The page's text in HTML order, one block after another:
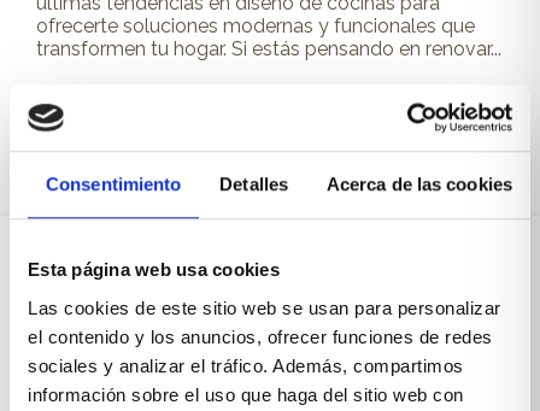
Consentimiento Detalles Acerca de las cookies
Esta página web usa cookies
Las cookies de este sitio web se usan para personalizar
el contenido y los anuncios, ofrecer funciones de redes
sociales y analizar el tráfico. Además, compartimos
información sobre el uso que haga del sitio web con
ofrecerte soluciones modernas y funcionales que
transformen tu hogar. Si estás pensando en renovar...
Sobre Xíkara
Inicio